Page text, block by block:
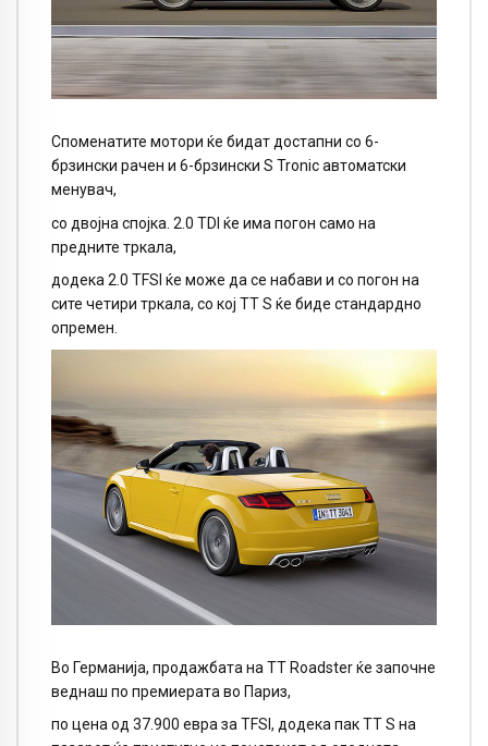
Споменатите мотори ќе бидат достапни со 6-
брзински рачен и 6-брзински S Tronic автоматски
менувач,
со двојна спојка. 2.0 TDI ќе има погон само на
предните тркала,
додека 2.0 TFSI ќе може да се набави и со погон на
сите четири тркала, со кој ТТ S ќе биде стандардно
опремен.
Во Германија, продажбата на ТТ Roadster ќе започне
веднаш по премиерата во Париз,
по цена од 37.900 евра за TFSI, додека пак ТТ S на